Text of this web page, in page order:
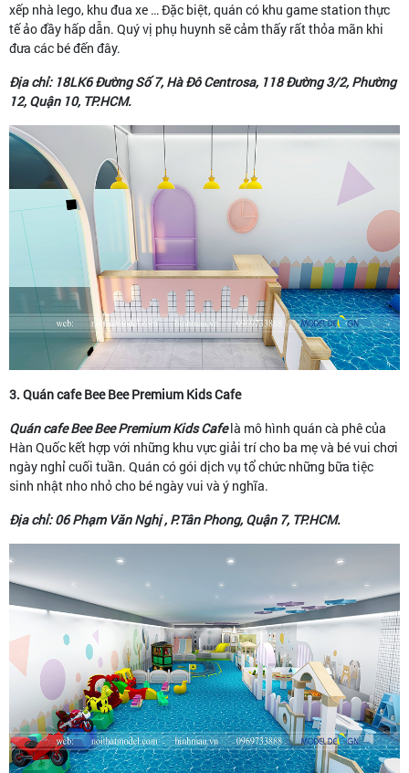
xếp nhà lego, khu đua xe … Đặc biệt, quán có khu game station thực
tế ảo đầy hấp dẫn. Quý vị phụ huynh sẽ cảm thấy rất thỏa mãn khi
đưa các bé đến đây.
Địa chỉ: 18LK6 Đường Số 7, Hà Đô Centrosa, 118 Đường 3/2, Phường
12, Quận 10, TP.HCM.
3. Quán cafe Bee Bee Premium Kids Cafe
Quán cafe Bee Bee Premium Kids Cafelà mô hình quán cà phê của
Hàn Quốc kết hợp với những khu vực giải trí cho ba mẹ và bé vui chơi
ngày nghỉ cuối tuần. Quán có gói dịch vụ tổ chức những bữa tiệc
sinh nhật nho nhỏ cho bé ngày vui và ý nghĩa.
Địa chỉ: 06 Phạm Văn Nghị , P.Tân Phong, Quận 7, TP.HCM.